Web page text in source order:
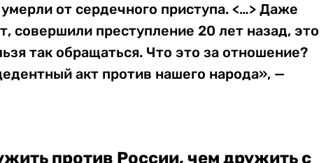
от сердечного приступа. <…> Даже
совершили преступление 20 лет назад, это
так обращаться. Что это за отношение?
акт против нашего народа», —
против России, чем дружить с